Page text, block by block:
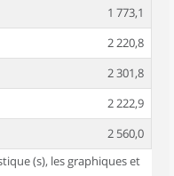
1 773,1
2 220,8
2 301,8
2 222,9
2 560,0
(s), les graphiques et